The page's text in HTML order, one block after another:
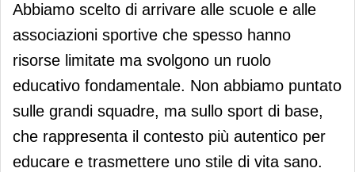
Abbiamo scelto di arrivare alle scuole e alle
associazioni sportive che spesso hanno
risorse limitate ma svolgono un ruolo
educativo fondamentale. Non abbiamo puntato
sulle grandi squadre, ma sullo sport di base,
che rappresenta il contesto più autentico per
educare e trasmettere uno stile di vita sano.